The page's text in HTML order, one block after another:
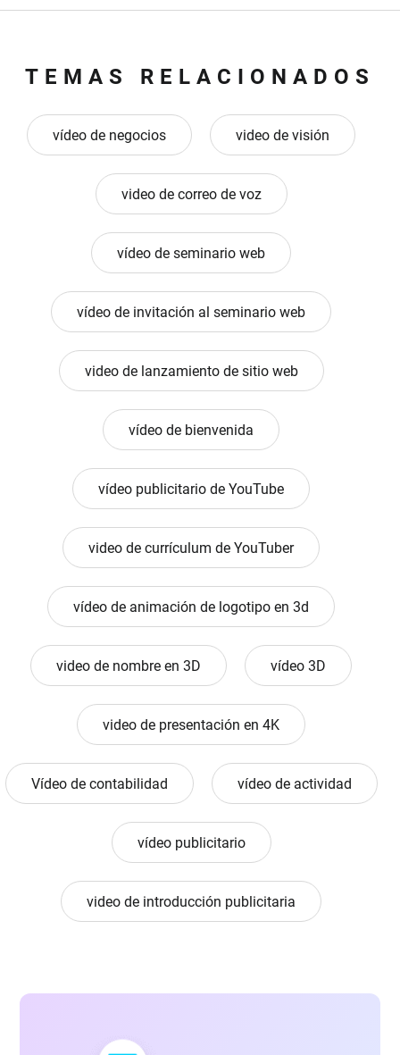
TEMAS RELACIONADOS
vídeo de negocios video de visión
video de correo de voz
vídeo de seminario web
vídeo de invitación al seminario web
video de lanzamiento de sitio web
vídeo de bienvenida
vídeo publicitario de YouTube
video de currículum de YouTuber
vídeo de animación de logotipo en 3d
video de nombre en 3D vídeo 3D
video de presentación en 4K
Vídeo de contabilidad vídeo de actividad
vídeo publicitario
video de introducción publicitaria